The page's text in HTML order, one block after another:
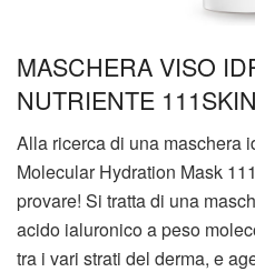
MASCHERA VISO
NUTRIENTE 111SKIN
Alla ricerca di una maschera
Molecular Hydration Mask
provare! Si tratta di una
acido ialuronico a peso
tra i vari strati del derma, e